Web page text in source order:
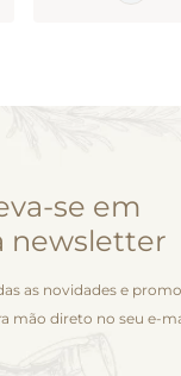
se em
newsletter
as novidades e
mão direto no seu e-